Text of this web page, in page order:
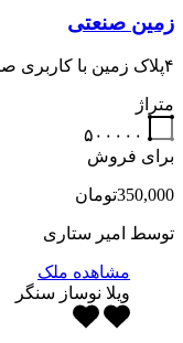
زمین صنعتی
۴پلاک زمین با کاربری صنعتی…
متراژ
۵۰۰۰۰۰
برای فروش
350,000تومان
توسط امیر ستاری
مشاهده ملک
ویلا نوساز سنگر